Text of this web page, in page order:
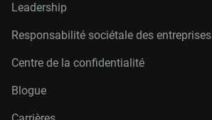
Leadership
Responsabilité sociétale des entreprises
Centre de la confidentialité
Blogue